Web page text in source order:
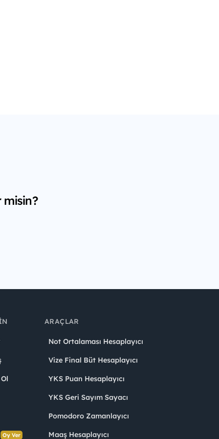
Oy Ver
ARAÇLAR
Not Ortalaması Hesaplayıcı
Vize Final Büt Hesaplayıcı
YKS Puan Hesaplayıcı
YKS Geri Sayım Sayacı
Pomodoro Zamanlayıcı
Maaş Hesaplayıcı